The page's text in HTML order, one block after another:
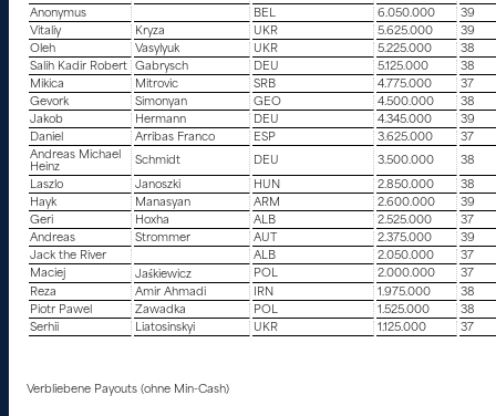
Anonymus
BEL 6.050.000
39
Vitaliy
Kryza UKR 5.625.000
39
Oleh
Vasylyuk UKR 5.225.000
38
Salih Kadir Robert
Gabrysch DEU 5.125.000
38
Mikica
Mitrovic SRB 4.775.000
37
Gevork
Simonyan GEO 4.500.000
38
Jakob
Hermann DEU 4.345.000
39
Daniel
Arribas Franco ESP 3.625.000
37
Andreas Michael
Heinz
Schmidt DEU 3.500.000
38
Laszlo
Janoszki HUN 2.850.000
38
Hayk
Manasyan ARM 2.600.000
39
Geri
Hoxha ALB 2.525.000
37
Andreas
Strommer AUT 2.375.000
39
Jack the River
ALB 2.050.000
37
Maciej
Jaśkiewicz POL 2.000.000
37
Reza
Amir Ahmadi IRN 1.975.000
38
Piotr Pawel
Zawadka POL 1.525.000
38
Serhii
Liatosinskyi UKR 1.125.000 37
Verbliebene Payouts (ohne Min-Cash)